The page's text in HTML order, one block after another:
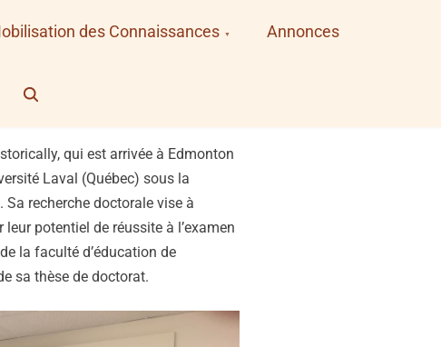
des Connaissances Annonces
Search
qui est arrivée à Edmonton
Laval (Québec) sous la
recherche doctorale vise à
potentiel de réussite à l’examen
la faculté d’éducation de
sa thèse de doctorat.